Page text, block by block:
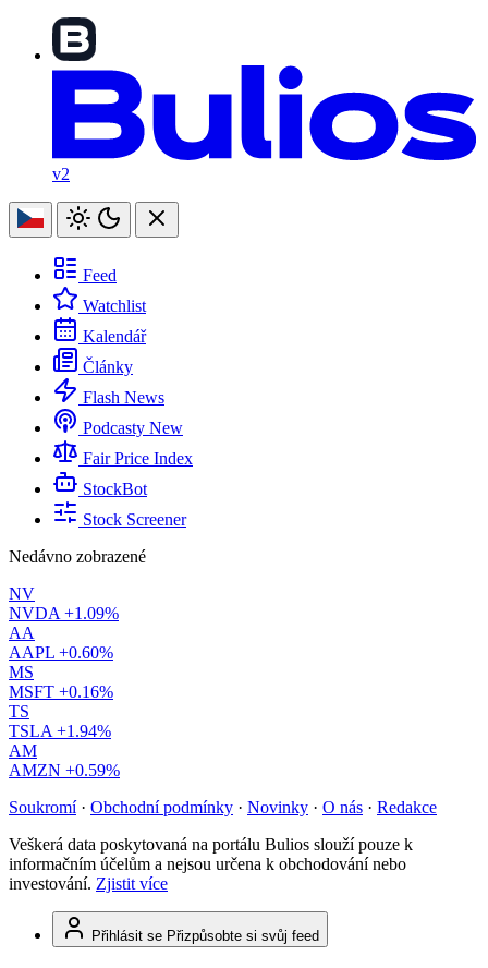
v2
Feed
Watchlist
Kalendář
Články
Flash News
Podcasty New
Fair Price Index
StockBot
Stock Screener
Nedávno zobrazené
NV
NVDA +1.09%
AA
AAPL +0.60%
MS
MSFT +0.16%
TS
TSLA +1.94%
AM
AMZN +0.59%
Soukromí · Obchodní podmínky · Novinky · O nás · Redakce
Veškerá data poskytovaná na portálu Bulios slouží pouze k
informačním účelům a nejsou určena k obchodování nebo
investování. Zjistit více
Přihlásit se Přizpůsobte si svůj feed